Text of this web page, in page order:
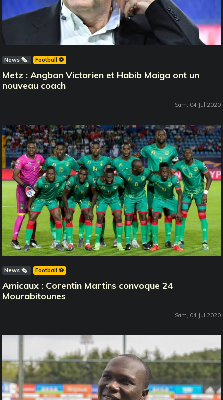
News 🗞️ Football ⚽️
Metz : Angban Victorien et Habib Maiga ont un
nouveau coach
Sam, 04 Jul 2020
News 🗞️ Football ⚽️
Amicaux : Corentin Martins convoque 24
Mourabitounes
Sam, 04 Jul 2020